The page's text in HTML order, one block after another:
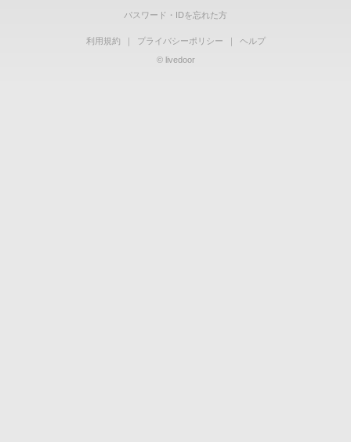
パスワード・IDを忘れた方
利用規約 ｜ プライバシーポリシー ｜
ヘルプ
© livedoor